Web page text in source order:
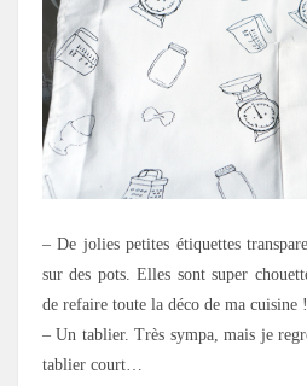
– De jolies petites étiquettes
sur des pots. Elles sont super
de refaire toute la déco de ma cuisine !
– Un tablier. Très sympa, mais je
tablier court…